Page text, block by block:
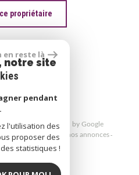
propriétaire
par
| Traduction powered by Google
Liens Admin Toutes nos annonces
RGPD
en reste là
notre site
pendant
l'utilisation des
proposer des
statistiques !